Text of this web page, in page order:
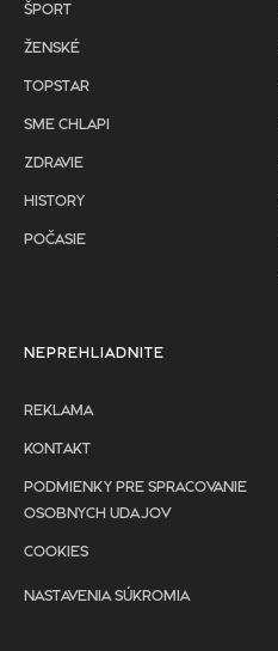
ŠPORT
ŽENSKÉ
TOPSTAR
SME CHLAPI
ZDRAVIE
HISTORY
POČASIE
NEPREHLIADNITE
REKLAMA
KONTAKT
PODMIENKY PRE SPRACOVANIE
OSOBNYCH UDAJOV
COOKIES
NASTAVENIA SÚKROMIA